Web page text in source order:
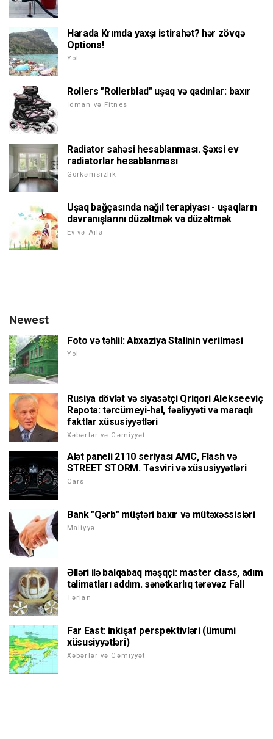
Harada Krımda yaxşı istirahət? hər zövqə
Options!
Yol
Rollers "Rollerblad" uşaq və qadınlar: baxır
İdman və Fitnes
Radiator sahəsi hesablanması. Şəxsi ev
radiatorlar hesablanması
Görkəmsizlik
Uşaq bağçasında nağıl terapiyası - uşaqların
davranışlarını düzəltmək və düzəltmək
Ev və Ailə
Newest
Foto və təhlil: Abxaziya Stalinin verilməsi
Yol
Rusiya dövlət və siyasətçi Qriqori Alekseeviç
Rapota: tərcümeyi-hal, fəaliyyəti və maraqlı
faktlar xüsusiyyətləri
Xəbərlər və Cəmiyyət
Alət paneli 2110 seriyası AMC, Flash və
STREET STORM. Təsviri və xüsusiyyətləri
Cars
Bank "Qərb" müştəri baxır və mütəxəssisləri
Maliyyə
Əlləri ilə balqabaq məşqçi: master class, adım
talimatları addım. sənətkarlıq tərəvəz Fall
Tərlan
Far East: inkişaf perspektivləri (ümumi
xüsusiyyətləri)
Xəbərlər və Cəmiyyət